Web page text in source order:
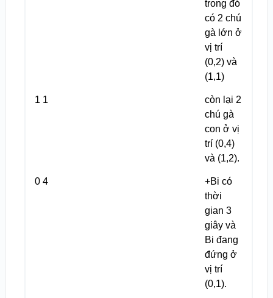
trong đó
có 2 chú
gà lớn ở
vị trí
(0,2) và
(1,1)
1 1
còn lại 2
chú gà
con ở vị
trí (0,4)
và (1,2).
0 4
+Bi có
thời
gian 3
giây và
Bi đang
đứng ở
vị trí
(0,1).